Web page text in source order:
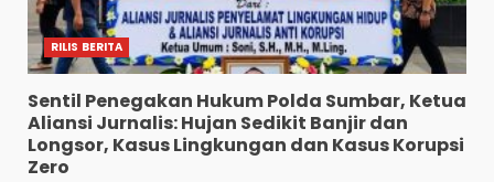
RILIS BERITA
Sentil Penegakan Hukum Polda Sumbar, Ketua
Aliansi Jurnalis: Hujan Sedikit Banjir dan
Longsor, Kasus Lingkungan dan Kasus Korupsi
Zero